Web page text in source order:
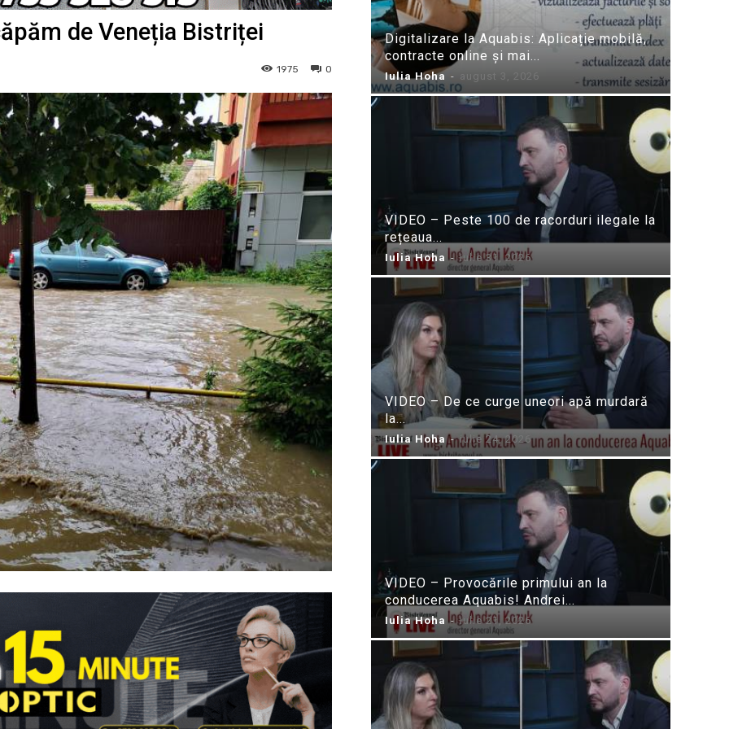
de Veneția Bistriței
0
1975
Digitalizare la Aquabis: Aplicație mobilă,
contracte online și mai...
Iulia Hoha - august 3, 2026
VIDEO – Peste 100 de racorduri ilegale la
rețeaua...
Iulia Hoha - iulie 31, 2026
VIDEO – De ce curge uneori apă murdară
la...
Iulia Hoha - iulie 24, 2026
VIDEO – Provocările primului an la
conducerea Aquabis! Andrei...
Iulia Hoha - iulie 21, 2026